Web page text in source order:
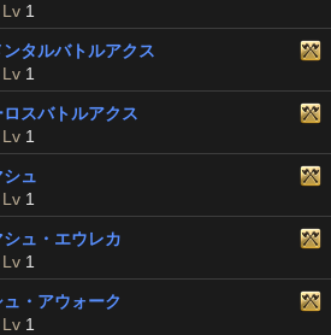
1
タルバトルアクス
1
スバトルアクス
1
ュ
1
ュ・エウレカ
1
・アウォーク
1